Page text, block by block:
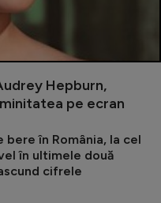
Hepburn,
pe ecran
bere în România, la cel
în ultimele două
cifrele